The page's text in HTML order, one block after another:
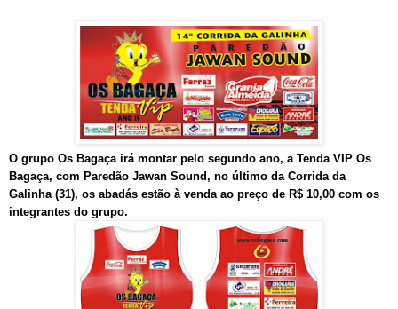
O grupo Os Bagaça irá montar pelo segundo ano, a Tenda VIP Os
Bagaça, com Paredão Jawan Sound, no último da Corrida da
Galinha (31), os abadás estão à venda ao preço de R$ 10,00 com os
integrantes do grupo.